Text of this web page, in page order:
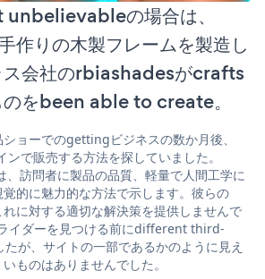
の場合は、
りの木製フレームを製造し
ス会社のrbiashadesがcrafts
のをbeen able to create。
ョーでのgettingビジネスの数か月後、
で販売する方法を探していました。
訪問者に製品の品質、軽量で人間工学に
的に魅力的な方法で示します。彼らの
に対する適切な解決策を提供しませんで
イダーを見つける前にdifferent third-
が、サイトの一部であるかのように見え
ものはありませんでした。